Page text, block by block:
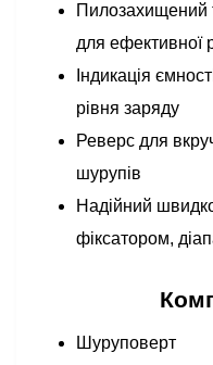
Пилозахищений
для ефективної
Індикація
рівня заряду
Реверс для
шурупів
Надійний
фіксатором,
Шуруповерт